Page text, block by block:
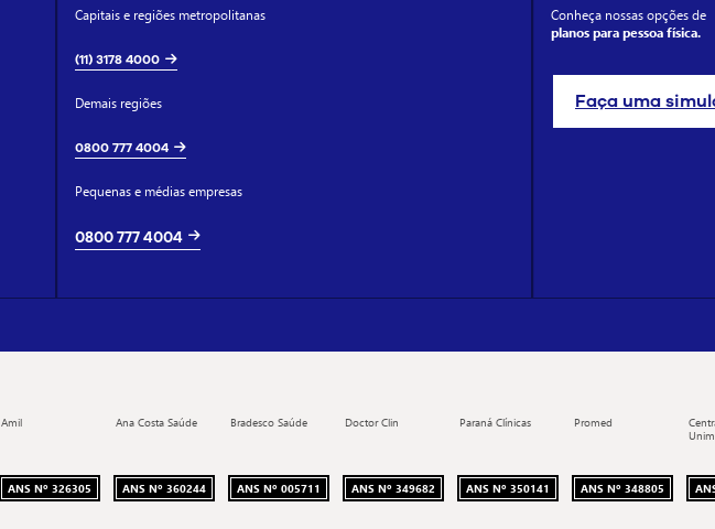
Capitais e regiões metropolitanas
(11) 3178 4000
Demais regiões
0800 777 4004
Pequenas e médias empresas
0800 777 4004
Conheça nossas opções de
planos para pessoa física.
Faça uma
Amil
ANS Nº 326305
Ana Costa Saúde
ANS Nº 360244
Bradesco Saúde
ANS Nº 005711
Doctor Clin
ANS Nº 349682
Paraná Clínicas
ANS Nº 350141
Promed
ANS Nº 348805